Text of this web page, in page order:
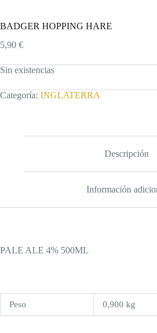
BADGER HOPPING HARE
5,90 €
Sin existencias
Categoría: INGLATERRA
Descripción
Información
PALE ALE 4% 500ML
Peso 0,900 kg